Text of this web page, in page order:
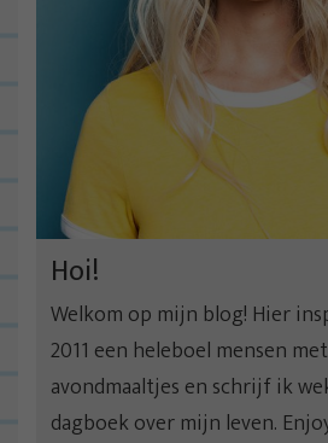
Hoi!
Welkom op mijn blog! Hier
2011 een heleboel mensen
avondmaaltjes en schrijf ik
dagboek over mijn leven.